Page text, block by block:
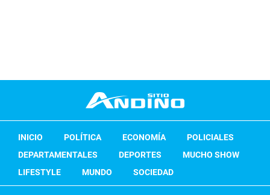
INICIO POLÍTICA ECONOMÍA
POLICIALES
DEPARTAMENTALES
DEPORTES
MUCHO SHOW
LIFESTYLE
MUNDO SOCIEDAD